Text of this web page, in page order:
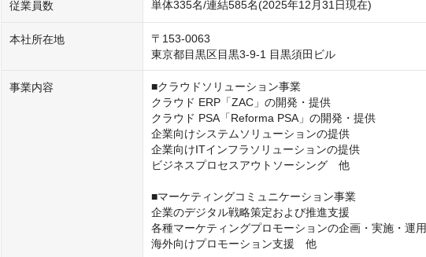
従業員数 単体335名/連結585名(2025年12月31日現在)
本社所在地
〒153-0063
東京都目黒区目黒3-9-1 目黒須田ビル
事業内容
■クラウドソリューション事業
クラウド ERP「ZAC」の開発・提供
クラウド PSA「Reforma PSA」の開発・提供
企業向けシステムソリューションの提供
企業向けITインフラソリューションの提供
ビジネスプロセスアウトソーシング　他
■マーケティングコミュニケーション事業
企業のデジタル戦略策定および推進支援
各種マーケティングプロモーションの企画・実施・運用
海外向けプロモーション支援　他